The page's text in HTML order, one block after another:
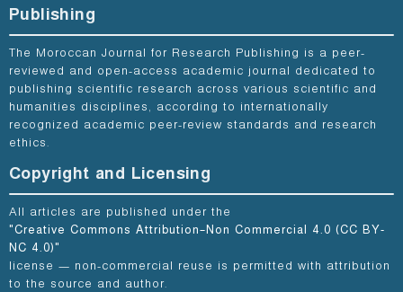
Publishing
The Moroccan Journal for Research Publishing is a peer-
reviewed and open-access academic journal dedicated to
publishing scientific research across various scientific and
humanities disciplines, according to internationally
recognized academic peer-review standards and research
ethics.
Copyright and Licensing
All articles are published under the
"Creative Commons Attribution–Non Commercial 4.0 (CC BY-
NC 4.0)"
license — non-commercial reuse is permitted with attribution
to the source and author.